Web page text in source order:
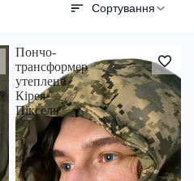
Сортування
Пончо-
трансформер
утеплене
Кірея
Піксель